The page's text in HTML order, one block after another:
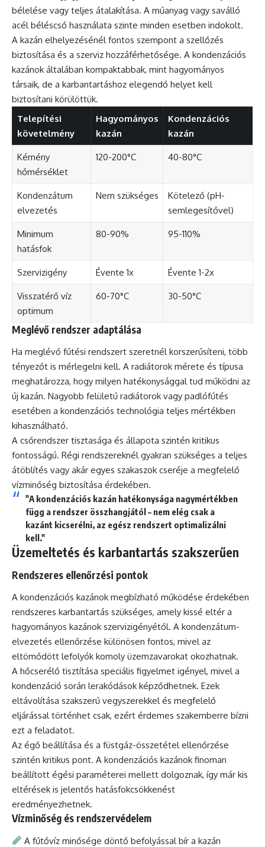
bélelése vagy teljes átalakítása. A műanyag vagy saválló
acél béléscső használata szinte minden esetben indokolt.
A kazán elhelyezésénél fontos szempont a szellőzés
biztosítása és a szerviz hozzáférhetősége. A kondenzációs
kazánok általában kompaktabbak, mint hagyományos
társaik, de a karbantartáshoz elegendő helyet kell
biztosítani körülöttük.
Telepítési
követelmény
Hagyományos
kazán
Kondenzációs
kazán
Kémény
hőmérséklet
120-200°C 40-80°C
Kondenzátum
elvezetés
Nem szükséges
Kötelező (pH-
semlegesítővel)
Minimum
hatásfok
80-90% 95-110%
Szervizigény Évente 1x Évente 1-2x
Visszatérő víz
optimum
60-70°C 30-50°C
Meglévő rendszer adaptálása
Ha meglévő fűtési rendszert szeretnél korszerűsíteni, több
tényezőt is mérlegelni kell. A radiátorok mérete és típusa
meghatározza, hogy milyen hatékonysággal tud működni az
új kazán. Nagyobb felületű radiátorok vagy padlófűtés
esetében a kondenzációs technológia teljes mértékben
kihasználható.
A csőrendszer tisztasága és állapota szintén kritikus
fontosságú. Régi rendszereknél gyakran szükséges a teljes
átöblítés vagy akár egyes szakaszok cseréje a megfelelő
vízminőség biztosítása érdekében.
"A kondenzációs kazán hatékonysága nagymértékben
függ a rendszer összhangjától – nem elég csak a
kazánt kicserélni, az egész rendszert optimalizálni
kell."
Üzemeltetés és karbantartás szakszerűen
Rendszeres ellenőrzési pontok
A kondenzációs kazánok megbízható működése érdekében
rendszeres karbantartás szükséges, amely kissé eltér a
hagyományos kazánok szervizigényétől. A kondenzátum-
elvezetés ellenőrzése különösen fontos, mivel az
eltömődött lefolyók komoly üzemzavarokat okozhatnak.
A hőcserélő tisztítása speciális figyelmet igényel, mivel a
kondenzáció során lerakódások képződhetnek. Ezek
eltávolítása szakszerű vegyszerekkel és megfelelő
eljárással történhet csak, ezért érdemes szakemberre bízni
ezt a feladatot.
Az égő beállítása és a füstgáz-összetétel ellenőrzése
szintén kritikus pont. A kondenzációs kazánok finoman
beállított égési paraméterei mellett dolgoznak, így már kis
eltérések is jelentős hatásfokcsökkenést
eredményezhetnek.
Vízminőség és rendszervédelem
A fűtővíz minősége döntő befolyással bír a kazán